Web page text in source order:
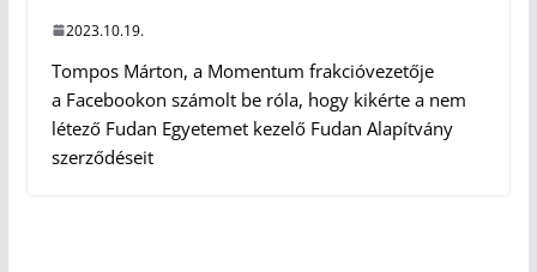
2023.10.19.
Tompos Márton, a Momentum frakcióvezetője
a Facebookon számolt be róla, hogy kikérte a nem
létező Fudan Egyetemet kezelő Fudan Alapítvány
szerződéseit